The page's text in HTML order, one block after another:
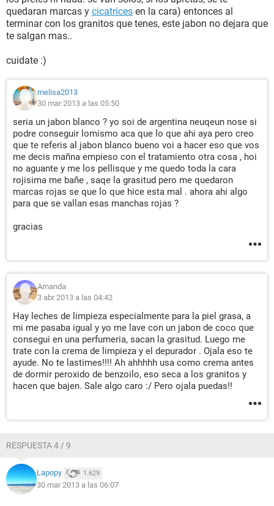
quedaran marcas y cicatrices en la cara) entonces al
terminar con los granitos que tenes, este jabon no dejara que
te salgan mas..
cuidate :)
melisa2013
30 mar 2013 a las 05:50
seria un jabon blanco ? yo soi de argentina neuqeun nose si
podre conseguir lomismo aca que lo que ahi aya pero creo
que te referis al jabon blanco bueno voi a hacer eso que vos
me decis mañna empieso con el tratamiento otra cosa , hoi
no aguante y me los pellisque y me quedo toda la cara
rojisima me bañe , saqe la grasitud pero me quedaron
marcas rojas se que lo que hice esta mal . ahora ahi algo
para que se vallan esas manchas rojas ?
gracias
Amanda
3 abr 2013 a las 04:42
Hay leches de limpieza especialmente para la piel grasa, a
mi me pasaba igual y yo me lave con un jabon de coco que
consegui en una perfumeria, sacan la grasitud. Luego me
trate con la crema de limpieza y el depurador . Ojala eso te
ayude. No te lastimes!!!! Ah ahhhhh usa como crema antes
de dormir peroxido de benzoilo, eso seca a los granitos y
hacen que bajen. Sale algo caro :/ Pero ojala puedas!!
RESPUESTA 4 / 9
Lapopy 1.629
30 mar 2013 a las 06:07